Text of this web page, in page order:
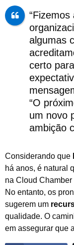
algumas
certo
“O
um novo
ambição
Considerando que
há anos, é natural
na Cloud
No entanto, os
sugerem um
qualidade. O
em assegurar que